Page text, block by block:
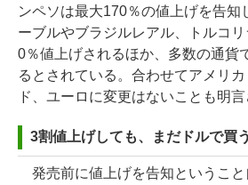
ンペソは最大170％の値上げを告知
ーブルやブラジルレアル、トルコ
0％値上げされるほか、多数の通貨
るとされている。合わせてアメリ
ド、ユーロに変更はないことも明言
3割値上げしても、まだドルで買
発売前に値上げを告知ということ